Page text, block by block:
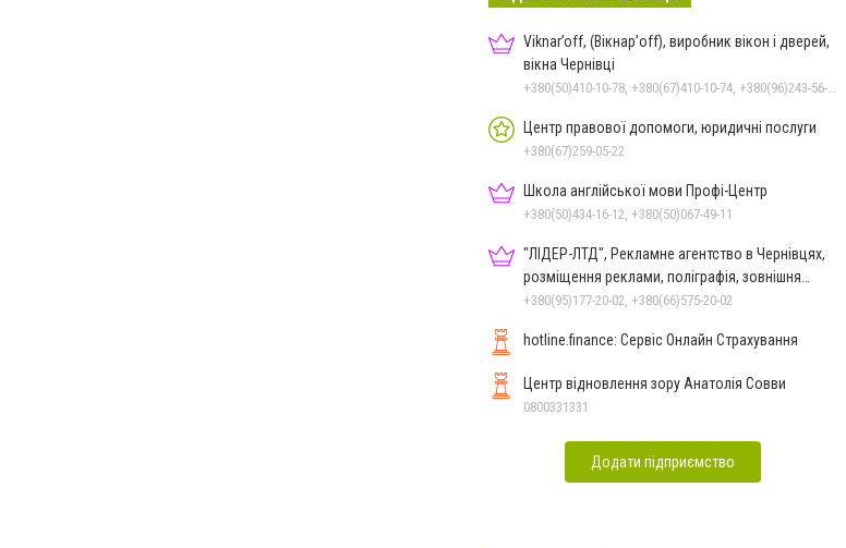
Viknar’off, (Вікнар’off), виробник вікон і дверей,
вікна Чернівці
Центр правової допомоги, юридичні послуги
+380(67)259-05-22
Школа англійської мови Профі-Центр
+380(50)434-16-12, +380(50)067-49-11
"ЛІДЕР-ЛТД", Рекламне агентство в Чернівцях,
розміщення реклами, поліграфія, зовнішня
реклама
+380(95)177-20-02, +380(66)575-20-02
hotline.finance: Сервіс Онлайн Страхування
Центр відновлення зору Анатолія Совви
0800331331
Додати підприємство